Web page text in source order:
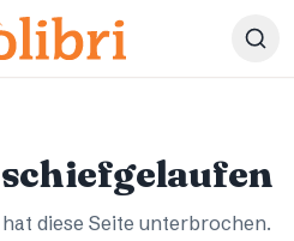
diese Seite unterbrochen.